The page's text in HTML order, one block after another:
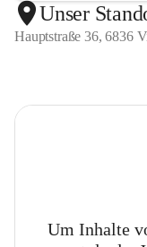
Unser
Hauptstraße 36, 6836
Um Inhalte